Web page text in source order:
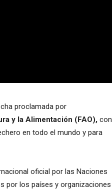
proclamada por
y la Alimentación (FAO), con
en todo el mundo y para
oficial por las Naciones
por los países y organizaciones